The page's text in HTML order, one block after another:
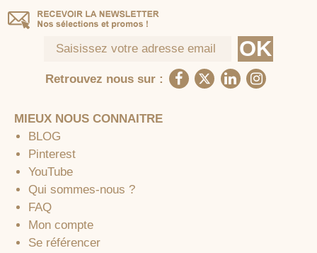
Retrouvez nous sur :
MIEUX NOUS CONNAITRE
BLOG
Pinterest
YouTube
Qui sommes-nous ?
FAQ
Mon compte
Se référencer